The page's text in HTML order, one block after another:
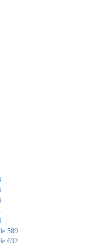
589
632